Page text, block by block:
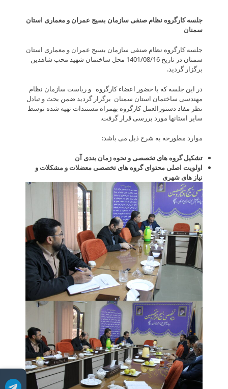
جلسه کارگروه نظام صنفی سازمان بسیج عمران و معماری استان
سمنان
جلسه کارگروه نظام صنفی سازمان بسیج عمران و معماری استان
سمنان در تاریخ 1401/08/16 محل ساختمان شهید محب شاهدین
برگزار گردید.
در این جلسه که با حضور اعضاء کارگروه و ریاست سازمان نظام
مهندسی ساختمان استان سمنان برگزار گردید ضمن بحث و تبادل
نظر مفاد دستورالعمل کارگروه بهمراه مستندات تهیه شده توسط
سایر استانها مورد بررسی قرار گرفت.
موارد مطورحه به شرح ذیل می باشد:
تشکیل گروه های تخصصی و نحوه زمان بندی آن
اولویت اصلی محتوای گروه های تخصصی معضلات و مشکلات و
نیاز های شهری